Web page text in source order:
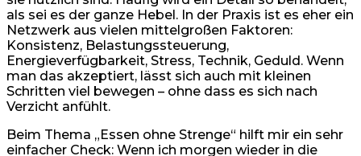
als sei es der ganze Hebel. In der Praxis ist es eher ein
Netzwerk aus vielen mittelgroßen Faktoren:
Konsistenz, Belastungssteuerung,
Energieverfügbarkeit, Stress, Technik, Geduld. Wenn
man das akzeptiert, lässt sich auch mit kleinen
Schritten viel bewegen – ohne dass es sich nach
Verzicht anfühlt.
Beim Thema „Essen ohne Strenge“ hilft mir ein sehr
einfacher Check: Wenn ich morgen wieder in die